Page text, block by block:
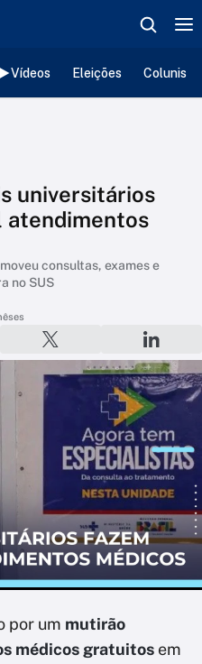
Vídeos Eleições
universitários
atendimentos
consultas, exames e
no SUS
por um mutirão
médicos gratuitos em